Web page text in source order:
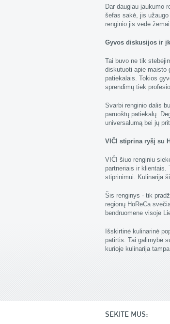
Dar daugiau jaukumo
šefas sakė, jis užaugo
renginio jis vedė
Gyvos diskusijos ir
Tai buvo ne tik
diskutuoti apie maisto
patiekalais. Tokios
sprendimų tiek
Svarbi renginio dalis
paruoštų patiekalų.
universalumą bei jų
VIČI stiprina ryšį su
VIČI šiuo renginiu
partneriais ir klientais.
stiprinimui. Kulinarija
Šis renginys - tik
regionų HoReCa
bendruomene visoje
Išskirtinė kulinarinė
patirtis. Tai galimybė
kurioje kulinarija
SEKITE MUS: